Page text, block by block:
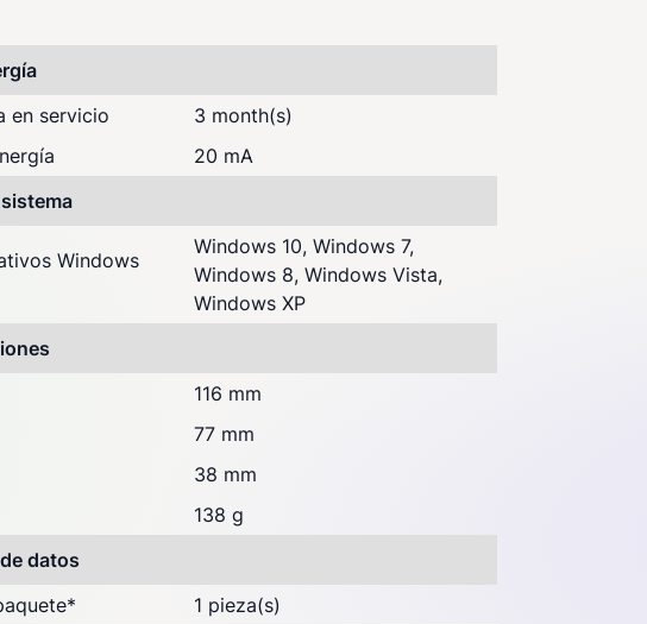
en servicio
3 month(s)
20 mA
Windows
Windows 10, Windows 7,
Windows 8, Windows Vista,
Windows XP
116 mm
77 mm
38 mm
138 g
datos
*
1 pieza(s)